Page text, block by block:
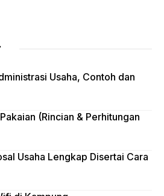
Usaha, Contoh dan
(Rincian & Perhitungan
Usaha Lengkap Disertai Cara